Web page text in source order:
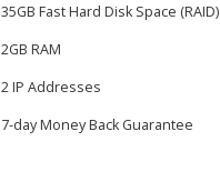
35GB Fast Hard Disk Space (RAID)
2GB RAM
2 IP Addresses
7-day Money Back Guarantee